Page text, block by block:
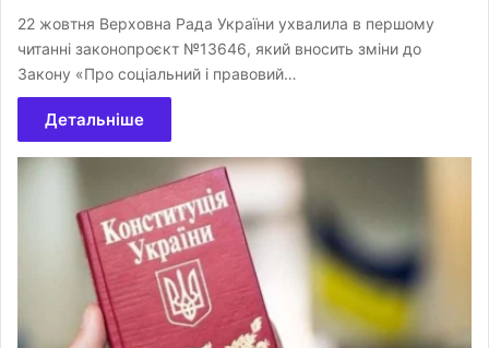
22 жовтня Верховна Рада України ухвалила в першому
читанні законопроєкт №13646, який вносить зміни до
Закону «Про соціальний і правовий…
Детальніше